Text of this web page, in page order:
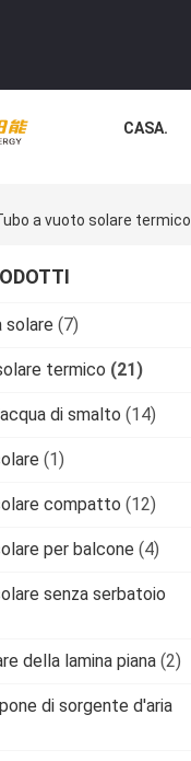
CASA.
a vuoto solare termico
solare (7)
termico (21)
di smalto (14)
(1)
compatto (12)
per balcone (4)
senza serbatoio
della lamina piana (2)
di sorgente d'aria